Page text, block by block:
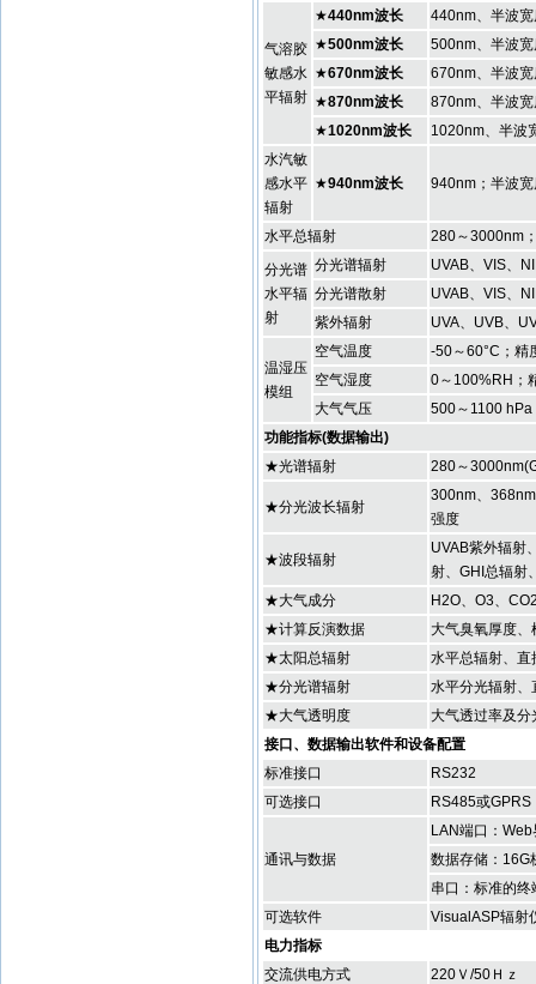
气溶胶
敏感水
平辐射
★440nm波长
440nm、半波
★500nm波长
500nm、半波
★670nm波长
670nm、半波
★870nm波长
870nm、半波
★1020nm波长
1020nm、半波
水汽敏
感水平
辐射
★940nm波长 940nm；半波
水平总辐射
280～3000nm
分光谱
水平辐
射
分光谱辐射
UVAB、VIS、
分光谱散射
UVAB、VIS、
紫外辐射
UVA、UVB、
温湿压
模组
空气温度
-50～60°C；精
空气湿度
0～100%RH；
大气气压
500～1100
功能指标(数据输出)
★光谱辐射
280～
★分光波长辐射
300nm、
强度
★波段辐射
UVAB紫外辐射
射、GHI总辐射
★大气成分
H2O、O3、
★计算反演数据
大气臭氧厚度
★太阳总辐射
水平总辐射、直
★分光谱辐射
水平分光辐射、
★大气透明度
大气透过率及
接口、数据输出软件和设备配置
标准接口
RS232
可选接口
RS485或GPRS
通讯与数据
LAN端口：Web
数据存储：16G
串口：标准的终
可选软件
VisualASP辐射
电力指标
交流供电方式
220Ｖ/50Ｈｚ